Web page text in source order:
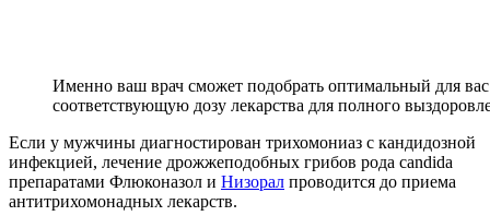
Именно ваш врач сможет подобрать оптимальный для вас
соответствующую дозу лекарства для полного
Если у мужчины диагностирован трихомониаз с кандидозной
инфекцией, лечение дрожжеподобных грибов рода candida
препаратами Флюконазол и Низорал проводится до приема
антитрихомонадных лекарств.